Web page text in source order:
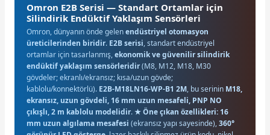
Omron E2B Serisi — Standart Ortamlar için
Silindirik Endüktif Yaklaşım Sensörleri
Omron, dünyanın önde gelenendüstriyel otomasyon
üreticilerinden biridir. E2B serisi, standart endüstriyel
ortamlar için tasarlanmış,ekonomik ve güvenilir silindirik
endüktif yaklaşım sensörleridir(M8, M12, M18, M30
gövdeler; ekranlı/ekransız; kısa/uzun gövde;
kablolu/konnektörlü). E2B-M18LN16-WP-B1 2M, bu serinin M18,
ekransız, uzun gövdeli, 16 mm uzun mesafeli, PNP NO
çıkışlı, 2 m kablolu modelidir.★ Öne çıkan özellikleri: 16
mm uzun algılama mesafesi (ekransız yapı sayesinde),360°